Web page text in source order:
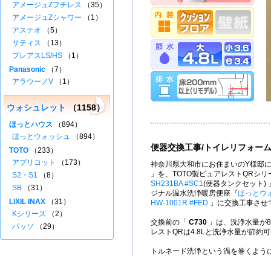
便器交換工事/トイレリフォーム
神奈川県大和市にお住まいのY様邸
」を、TOTO製ピュアレストQRシ
SH231BA #SC1(便器タンクセット)
ジナル温水洗浄暖房便座『ほっとウ
HW-1001R #FED 」に交換工事さ
交換前の「 C730 」は、洗浄水量が
レストQRは4.8Lと洗浄水量が節約
トルネード洗浄という渦を巻くよ
アメージュZフチレス （35）
アメージュZシャワー （1）
アステオ （5）
サティス （13）
プレアスLS/HS （1）
Panasonic （7）
アラウーノV （1）
ウォシュレット （1158）
ほっとハウス （894）
ほっとウォッシュ （894）
TOTO （233）
アプリコット
（173）
S2・S1 （8）
SB （31）
LIXIL INAX （31）
Kシリーズ （2）
パッソ （29）